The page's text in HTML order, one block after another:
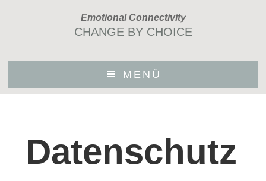
Emotional Connectivity
CHANGE BY CHOICE
MENÜ
Datenschutz